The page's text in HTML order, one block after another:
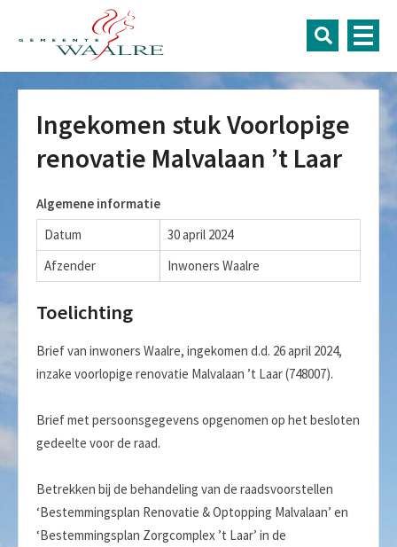
Ingekomen stuk Voorlopige
renovatie Malvalaan ’t Laar
Algemene informatie
Datum
30 april 2024
Afzender
Inwoners Waalre
Toelichting
Brief van inwoners Waalre, ingekomen d.d. 26 april 2024,
inzake voorlopige renovatie Malvalaan ’t Laar (748007).
Brief met persoonsgegevens opgenomen op het besloten
gedeelte voor de raad.
Betrekken bij de behandeling van de raadsvoorstellen
‘Bestemmingsplan Renovatie & Optopping Malvalaan’ en
‘Bestemmingsplan Zorgcomplex ’t Laar’ in de